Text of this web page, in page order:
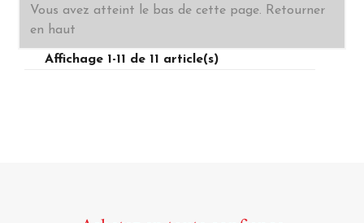
Vous avez atteint le bas de cette page. Retourner
en haut
Affichage 1-11 de 11 article(s)